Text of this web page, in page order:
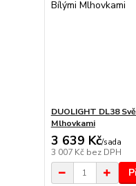
DUOLIGHT DL38
Mlhovkami
3 639 Kč/sada
3 007 Kč bez DPH